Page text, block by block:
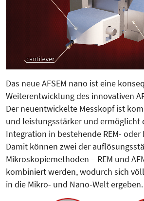
Das neue AFSEM nano ist eine
Weiterentwicklung des innovativen
Der neuentwickelte Messkopf ist
und leistungsstärker und ermöglicht
Integration in bestehende REM- oder
Damit können zwei der
Mikroskopiemethoden – REM und
kombiniert werden, wodurch sich
in die Mikro- und Nano-Welt ergeben.